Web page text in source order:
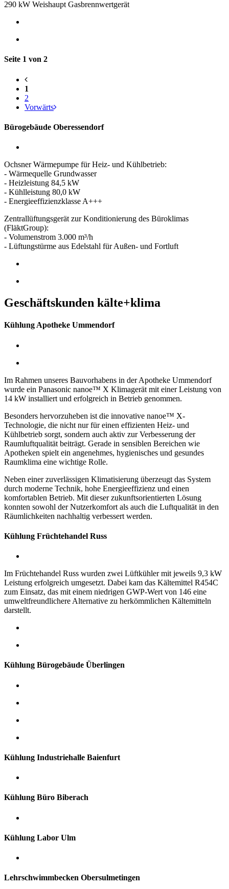
290 kW Weishaupt Gasbrennwertgerät
Seite 1 von 2
1
2
Vorwärts
Bürogebäude Oberessendorf
Ochsner Wärmepumpe für Heiz- und Kühlbetrieb:
- Wärmequelle Grundwasser
- Heizleistung 84,5 kW
- Kühlleistung 80,0 kW
- Energieeffizienzklasse A+++
Zentrallüftungsgerät zur Konditionierung des Büroklimas
(FläktGroup):
- Volumenstrom 3.000 m³/h
- Lüftungstürme aus Edelstahl für Außen- und Fortluft
Geschäftskunden kälte+klima
Kühlung Apotheke Ummendorf
Im Rahmen unseres Bauvorhabens in der Apotheke Ummendorf
wurde ein Panasonic nanoe™ X Klimagerät mit einer Leistung von
14 kW installiert und erfolgreich in Betrieb genommen.
Besonders hervorzuheben ist die innovative nanoe™ X-
Technologie, die nicht nur für einen effizienten Heiz- und
Kühlbetrieb sorgt, sondern auch aktiv zur Verbesserung der
Raumluftqualität beiträgt. Gerade in sensiblen Bereichen wie
Apotheken spielt ein angenehmes, hygienisches und gesundes
Raumklima eine wichtige Rolle.
Neben einer zuverlässigen Klimatisierung überzeugt das System
durch moderne Technik, hohe Energieeffizienz und einen
komfortablen Betrieb. Mit dieser zukunftsorientierten Lösung
konnten sowohl der Nutzerkomfort als auch die Luftqualität in den
Räumlichkeiten nachhaltig verbessert werden.
Kühlung Früchtehandel Russ
Im Früchtehandel Russ wurden zwei Lüftkühler mit jeweils 9,3 kW
Leistung erfolgreich umgesetzt. Dabei kam das Kältemittel R454C
zum Einsatz, das mit einem niedrigen GWP-Wert von 146 eine
umweltfreundlichere Alternative zu herkömmlichen Kältemitteln
darstellt.
Kühlung Bürogebäude Überlingen
Kühlung Industriehalle Baienfurt
Kühlung Büro Biberach
Kühlung Labor Ulm
Lehrschwimmbecken Obersulmetingen